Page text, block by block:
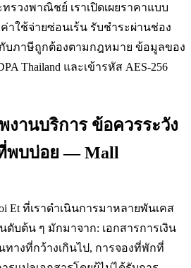
รวงพาณิชย์ เราเปิดเผยราคาแบบ
ค่าใช้จ่ายซ่อนเร้น รับชำระผ่านช่อง
บภาษีถูกต้องตามกฎหมาย ข้อมูลของ
Thailand และเข้ารหัส AES-256
านบริการ ข้อควรระวัง
พบบ่อย — Mall
Et ที่เราดำเนินการมาหลายพันเคส
ดับต้น ๆ มักมาจาก: เอกสารการเงิน
ทางที่กว้างเกินไป, การจองที่พักที่